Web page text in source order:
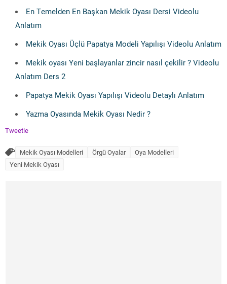
En Temelden En Başkan Mekik Oyası Dersi Videolu
Anlatım
Mekik Oyası Üçlü Papatya Modeli Yapılışı Videolu Anlatım
Mekik oyası Yeni başlayanlar zincir nasıl çekilir ? Videolu
Anlatım Ders 2
Papatya Mekik Oyası Yapılışı Videolu Detaylı Anlatım
Yazma Oyasında Mekik Oyası Nedir ?
Tweetle
Mekik Oyası Modelleri Örgü Oyalar
Oya Modelleri
Yeni Mekik Oyası